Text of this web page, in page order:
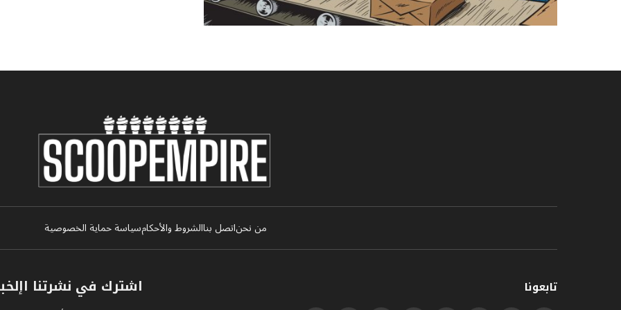
من نحناتصل بناالشروط والأحكامسياسة حماية الخصوصية
تابعونا اشترك في نشرتنا